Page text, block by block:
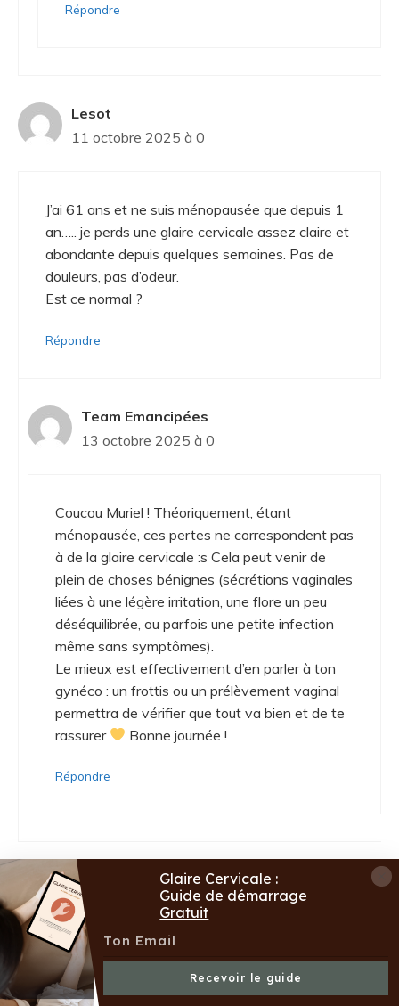
Répondre
Lesot
11 octobre 2025 à 0
J’ai 61 ans et ne suis ménopausée que depuis 1
an….. je perds une glaire cervicale assez claire et
abondante depuis quelques semaines. Pas de
douleurs, pas d’odeur.
Est ce normal ?
Répondre
Team Emancipées
13 octobre 2025 à 0
Coucou Muriel ! Théoriquement, étant
ménopausée, ces pertes ne correspondent pas
à de la glaire cervicale :s Cela peut venir de
plein de choses bénignes (sécrétions vaginales
liées à une légère irritation, une flore un peu
déséquilibrée, ou parfois une petite infection
même sans symptômes).
Le mieux est effectivement d’en parler à ton
gynéco : un frottis ou un prélèvement vaginal
permettra de vérifier que tout va bien et de te
rassurer
Bonne journée !
Répondre
Laisser un commentaire
Glaire Cervicale :
Guide de démarrage
Gratuit
Recevoir le guide